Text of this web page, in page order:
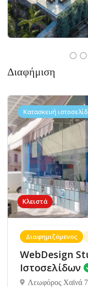
Διαφήμιση
Κλειστά
Κατασκευή
Διαφημιζόμενος
WebDesign
Ιστοσελίδων
Λεωφόρος Χαϊνά